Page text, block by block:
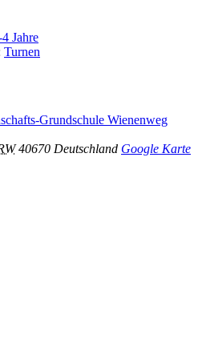
Jahre
Turnen
Grundschule Wienenweg
40670 Deutschland Google Karte